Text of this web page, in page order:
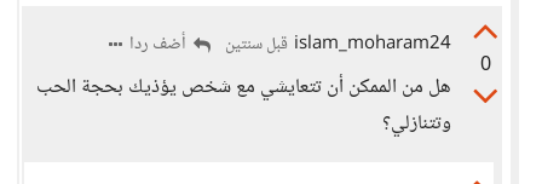
0
islam_moharam24 قبل سنتين أضف ردا
هل من الممكن أن تتعايشي مع شخص يؤذيك بحجة الحب
وتتنازلي؟